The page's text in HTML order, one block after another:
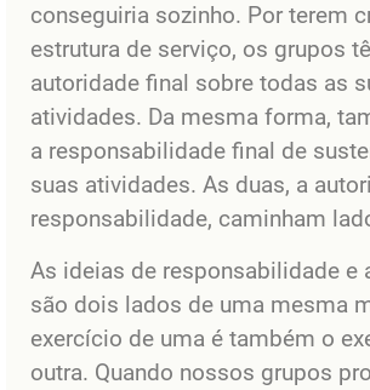
conseguiria sozinho. Por terem
estrutura de serviço, os grupos
autoridade final sobre todas as
atividades. Da mesma forma,
a responsabilidade final de
suas atividades. As duas, a
responsabilidade, caminham
As ideias de responsabilidade e
são dois lados de uma mesma
exercício de uma é também o
outra. Quando nossos grupos